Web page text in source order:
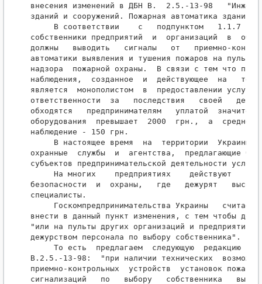
внесения изменений в ДБН В.  2.5.-13-98
зданий и сооружений. Пожарная автоматика зданий
В соответствии    с   подпунктом   1.1.7
собственники предприятий  и  организаций  в
должны   выводить   сигналы   от   приемно-
автоматики выявления и тушения пожаров на пульты
надзора  пожарной охраны.  В связи с тем что
наблюдения,  созданное  и  действующее  на
является  монополистом  в  предоставлении услуг
ответственности  за   последствия   своей
обходятся   предпринимателям   уплатой
оборудования  превышает  2000  грн.,  а
наблюдение - 150 грн.
В настоящее время  на  территории  Украины
охранные  службы  и  агентства,  предлагающие
субъектов предпринимательской деятельности
На многих    предприятиях    действуют
безопасности  и  охраны,   где   дежурят
специалисты.
Госкомпредпринимательства Украины   считает
внести в данный пункт изменения, с тем чтобы
"или на пульты других организаций и предприятий
дежурством персонала по выбору собственника".
То есть  предлагаем  следующую  редакцию
В.2.5.-13-98:  "при наличии технических
приемно-контрольных  устройств  установок
сигнализаций   по   выбору   собственника